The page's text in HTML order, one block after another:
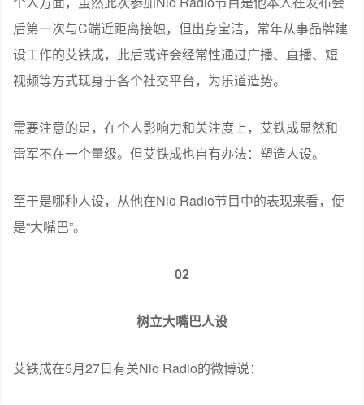
后第一次与C端近距离接触，但出身宝洁，常年从事品牌建
设工作的艾铁成，此后或许会经常性通过广播、直播、短
视频等方式现身于各个社交平台，为乐道造势。
需要注意的是，在个人影响力和关注度上，艾铁成显然和
雷军不在一个量级。但艾铁成也自有办法：塑造人设。
至于是哪种人设，从他在Nio Radio节目中的表现来看，便
是“大嘴巴”。
02
树立大嘴巴人设
艾铁成在5月27日有关Nio Radio的微博说：